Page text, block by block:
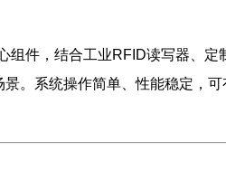
组件，结合工业RFID读写器、
。系统操作简单、性能稳定，